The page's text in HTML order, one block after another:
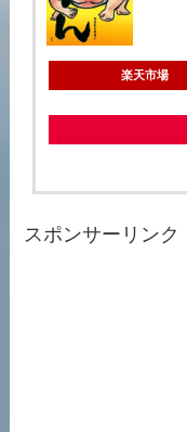
楽天市場
スポンサーリンク